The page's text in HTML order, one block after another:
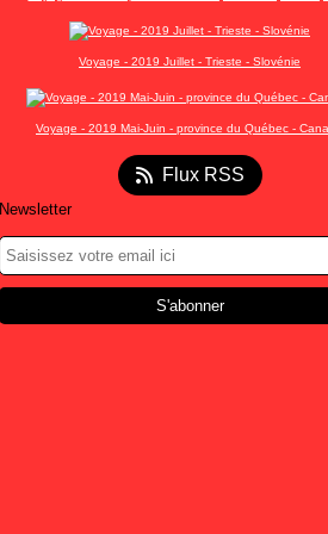
Voyage - 2019 Juillet - Trieste - Slovénie
Voyage - 2019 Mai-Juin - province du Québec -
Flux RSS
Newsletter